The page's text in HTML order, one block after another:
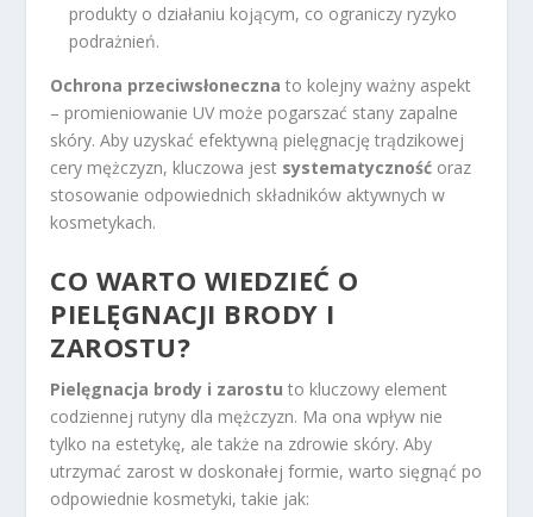
produkty o działaniu kojącym, co ograniczy ryzyko
podrażnień.
Ochrona przeciwsłoneczna to kolejny ważny aspekt
– promieniowanie UV może pogarszać stany zapalne
skóry. Aby uzyskać efektywną pielęgnację trądzikowej
cery mężczyzn, kluczowa jest systematyczność oraz
stosowanie odpowiednich składników aktywnych w
kosmetykach.
CO WARTO WIEDZIEĆ O
PIELĘGNACJI BRODY I
ZAROSTU?
Pielęgnacja brody i zarostu to kluczowy element
codziennej rutyny dla mężczyzn. Ma ona wpływ nie
tylko na estetykę, ale także na zdrowie skóry. Aby
utrzymać zarost w doskonałej formie, warto sięgnąć po
odpowiednie kosmetyki, takie jak: